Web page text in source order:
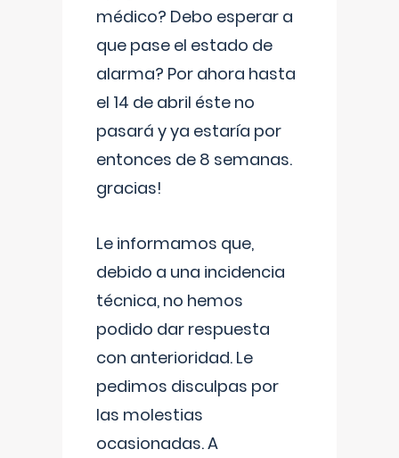
médico? Debo esperar a
que pase el estado de
alarma? Por ahora hasta
el 14 de abril éste no
pasará y ya estaría por
entonces de 8 semanas.
gracias!
Le informamos que,
debido a una incidencia
técnica, no hemos
podido dar respuesta
con anterioridad. Le
pedimos disculpas por
las molestias
ocasionadas. A